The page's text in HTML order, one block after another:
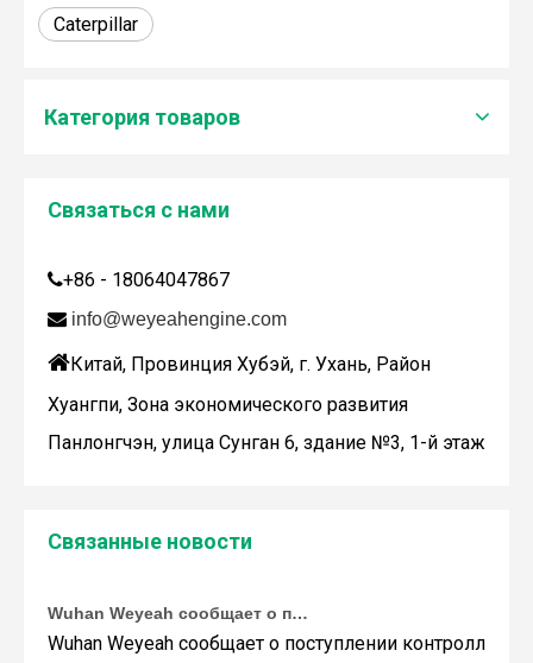
Caterpillar
Категория товаров
Связаться с нами
+86 - 18064047867
 info@weyeahengine.com
Китай, Провинция Хубэй, г. Ухань, Район
Хуангпи, Зона экономического развития
Панлонгчэн, улица Сунган 6, здание №3, 1-й этаж
Связанные новости
Дженбахер забрал 200673
Wuhan Weyeah сообщает о поступлении